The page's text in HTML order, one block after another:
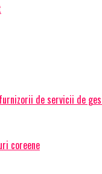
de servicii de
coreene